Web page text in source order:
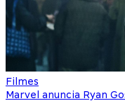
Filmes
Marvel anuncia Ryan